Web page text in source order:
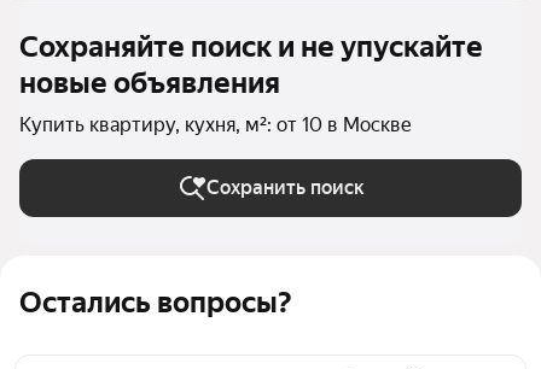
Остались вопросы?
Сохраняйте поиск и не упускайте
новые объявления
Купить квартиру, кухня, м²: от 10 в Москве
Сохранить поиск